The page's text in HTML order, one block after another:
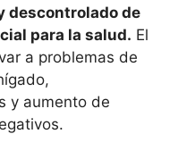
descontrolado de
para la salud. El
a problemas de
y aumento de